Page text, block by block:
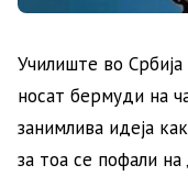
Училиште во
носат бермуди на
занимлива идеја
за тоа се пофали на